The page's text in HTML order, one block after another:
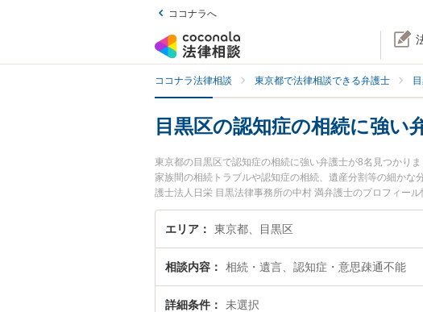
ココナラへ
ココナラ法律相談 東京都で法律相談できる弁護士
目黒区の認知症の相続に強い
東京都の目黒区で認知症の相続に強い弁護士が8名見つかり
家族間の相続トラブルや認知症の相続、遺産分割等の細か
護士法人日栄 目黒法律事務所の中村 満弁護士のプロフィー
ぐに弁護士に相談したい』『認知症の相続のトラブル解決
したい』などでお困りの相談者さんにおすすめです。
エリア 東京都、目黒区
相談内容 相続・遺言、認知症・意思疎通不能
詳細条件 未選択